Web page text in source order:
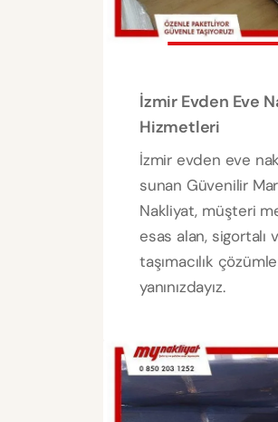
İzmir Evden Eve
Hizmetleri
İzmir evden eve
sunan Güvenilir
Nakliyat, müşteri
esas alan, sigortalı
taşımacılık
yanınızdayız.